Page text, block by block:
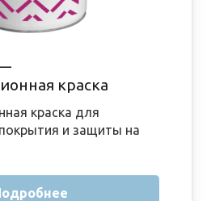
краска
краска для
и защиты на